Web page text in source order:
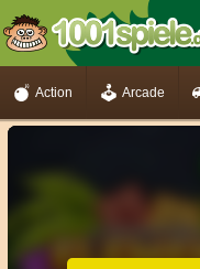
Action Arcade